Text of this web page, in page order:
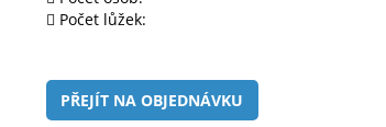
Počet lůžek:
PŘEJÍT NA OBJEDNÁVKU